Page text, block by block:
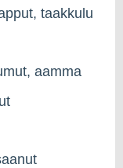
taakkulu
aamma